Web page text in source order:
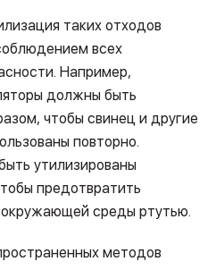
таких отходов
всех
Например,
должны быть
чтобы свинец и другие
повторно.
утилизированы
предотвратить
среды ртутью.
методов